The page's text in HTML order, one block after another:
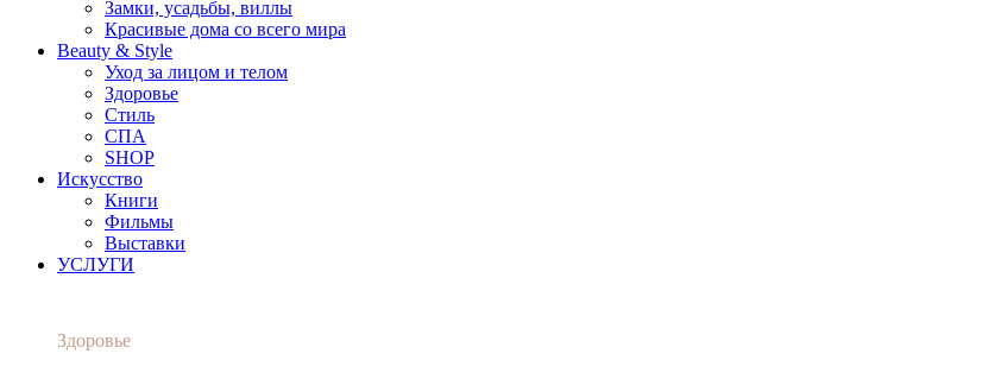
Замки, усадьбы, виллы
Красивые дома со всего мира
Beauty & Style
Уход за лицом и телом
Здоровье
Стиль
СПА
SHOP
Искусство
Книги
Фильмы
Выставки
УСЛУГИ
Здоровье